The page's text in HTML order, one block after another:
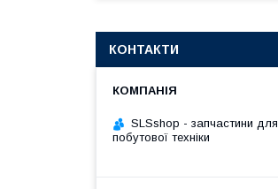
КОНТАКТИ
SLSshop - запчастини для
побутової техніки